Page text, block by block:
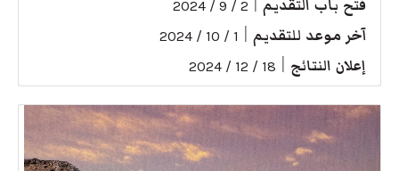
فتح باب التقديم 2 / 9 / 2024
آخر موعد للتقديم 1 / 10 / 2024
إعلان النتائج 18 / 12 / 2024